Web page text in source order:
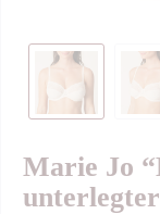
Marie Jo